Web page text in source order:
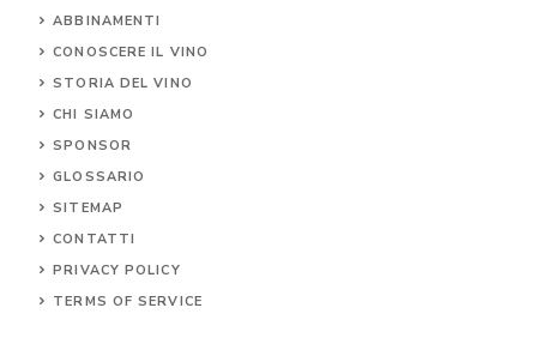
ABBINAMENTI
CONOSCERE IL VINO
STORIA DEL VINO
CHI SIAMO
SPONSOR
GLOSSARIO
SITEMAP
CONTATTI
PRIVACY POLICY
TERMS OF SERVICE